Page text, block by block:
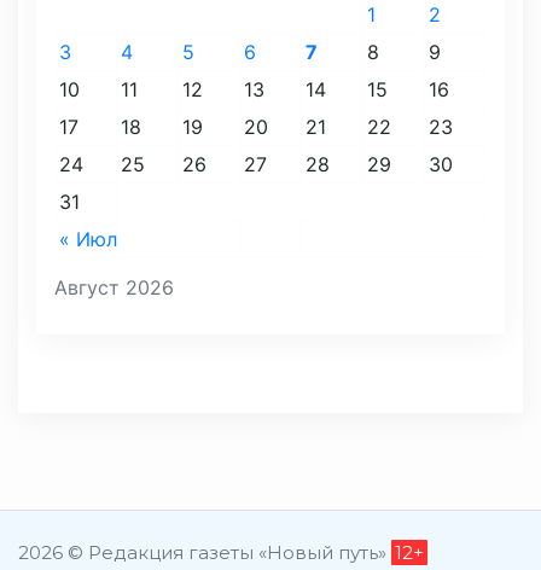
Август 2026
« Июл
1
2
3
4 5 6 7 8
9
10
11 12 13 14 15
16
17
18 19 20 21 22
23
24
25 26 27 28 29
30
31
2026 © Редакция газеты «Новый путь» 12+